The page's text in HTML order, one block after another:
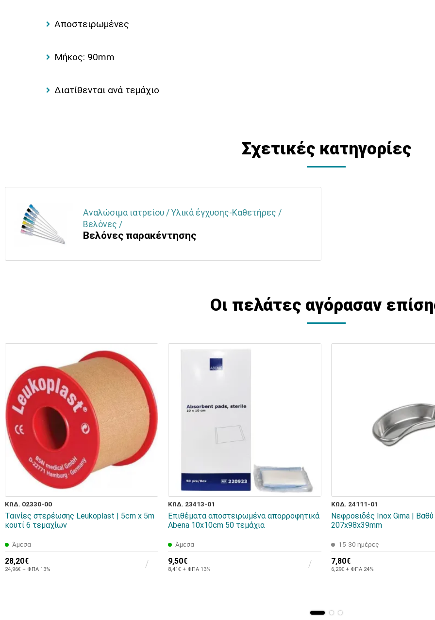
Αποστειρωμένες
Μήκος: 90mm
Διατίθενται ανά τεμάχιο
Σχετικές κατηγορίες
Αναλώσιμα ιατρείου / Υλικά έγχυσης-Καθετήρες /
Βελόνες /
Βελόνες παρακέντησης
Οι πελάτες αγόρασαν
ΚΩΔ. 02330-00
Ταινίες στερέωσης Leukoplast | 5cm x 5m
κουτί 6 τεμαχίων
Άμεσα
28,20€
24,96€ + ΦΠΑ 13%
ΚΩΔ. 23413-01
Επιθέματα αποστειρωμένα απορροφητικά
Abena 10x10cm 50 τεμάχια
Άμεσα
9,50€
8,41€ + ΦΠΑ 13%
ΚΩΔ. 24111-01
Νεφροειδές Inox Gima | Βαθύ
207x98x39mm
15-30 ημέρες
7,80€
6,29€ + ΦΠΑ 24%